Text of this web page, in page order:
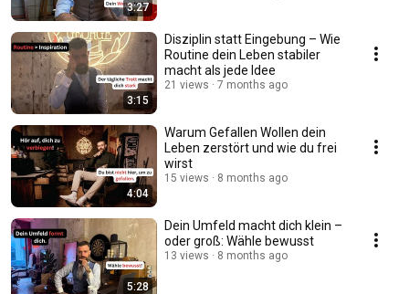
3:27
3:15
Disziplin statt Eingebung – Wie
Routine dein Leben stabiler
macht als jede Idee
21 views 7 months ago
4:04
Warum Gefallen Wollen dein
Leben zerstört und wie du frei
wirst
15 views 8 months ago
5:28
Dein Umfeld macht dich klein –
oder groß: Wähle bewusst
13 views 8 months ago